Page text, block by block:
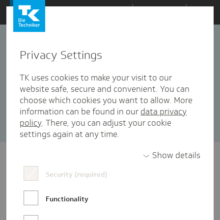
Zum
Inhalt
springen
Rückenschmerzen
2 Artikel in dieser Kategorie enthalten
Sortieren nach: Datum Popularität
Privacy Settings
TK uses cookies to make your visit to our
website safe, secure and convenient. You can
choose which cookies you want to allow. More
information can be found in our data privacy
policy. There, you can adjust your cookie
settings again at any time.
Show details
Security (required)
Functionality